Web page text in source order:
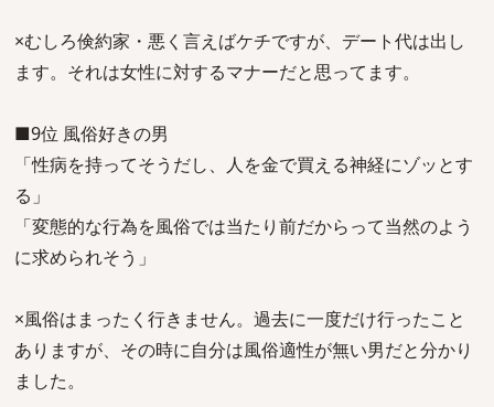
×むしろ倹約家・悪く言えばケチですが、デート代は出し
ます。それは女性に対するマナーだと思ってます。
■9位 風俗好きの男
「性病を持ってそうだし、人を金で買える神経にゾッとす
る」
「変態的な行為を風俗では当たり前だからって当然のよう
に求められそう」
×風俗はまったく行きません。過去に一度だけ行ったこと
ありますが、その時に自分は風俗適性が無い男だと分かり
ました。